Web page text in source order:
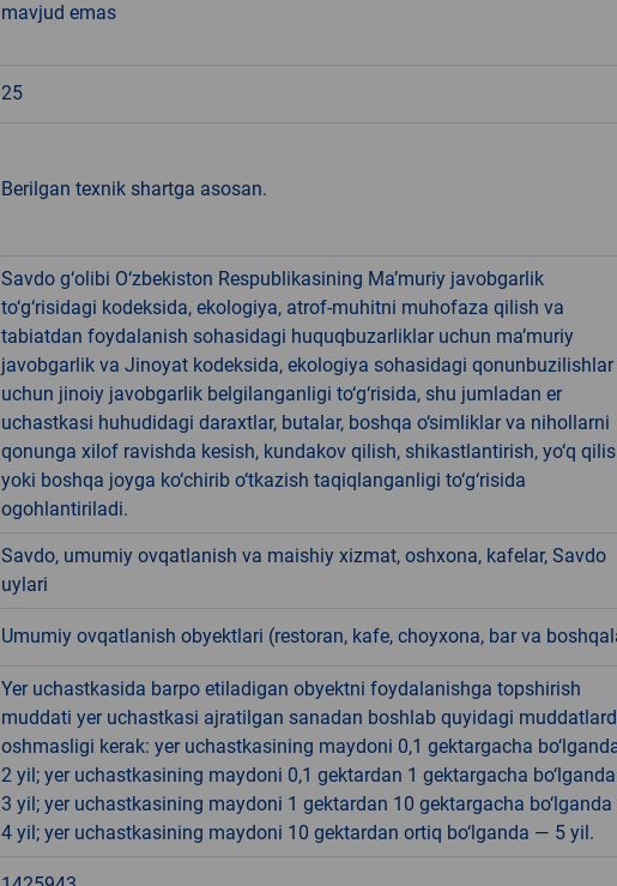
mavjud emas
25
Berilgan texnik shartga asosan.
Savdo g‘olibi O‘zbekiston Respublikasining Ma’muriy javobgarlik
to‘g‘risidagi kodeksida, ekologiya, atrof-muhitni muhofaza qilish va
tabiatdan foydalanish sohasidagi huquqbuzarliklar uchun ma’muriy
javobgarlik va Jinoyat kodeksida, ekologiya sohasidagi qonunbuzilishlar
uchun jinoiy javobgarlik belgilanganligi to‘g‘risida, shu jumladan er
uchastkasi huhudidagi daraxtlar, butalar, boshqa o‘simliklar va nihollarni
qonunga xilof ravishda kesish, kundakov qilish, shikastlantirish, yo‘q
yoki boshqa joyga ko‘chirib o‘tkazish taqiqlanganligi to‘g‘risida
ogohlantiriladi.
Savdo, umumiy ovqatlanish va maishiy xizmat, oshxona, kafelar, Savdo
uylari
Umumiy ovqatlanish obyektlari (restoran, kafe, choyxona, bar va
Yer uchastkasida barpo etiladigan obyektni foydalanishga topshirish
muddati yer uchastkasi ajratilgan sanadan boshlab quyidagi
oshmasligi kerak: yer uchastkasining maydoni 0,1 gektargacha
2 yil; yer uchastkasining maydoni 0,1 gektardan 1 gektargacha
3 yil; yer uchastkasining maydoni 1 gektardan 10 gektargacha
4 yil; yer uchastkasining maydoni 10 gektardan ortiq bo‘lganda — 5 yil.